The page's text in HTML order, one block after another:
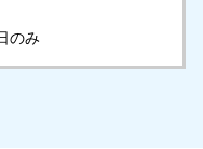
のみ